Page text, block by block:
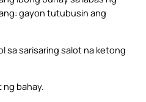
gayon tutubusin ang
sa sarisaring salot na ketong
bahay.